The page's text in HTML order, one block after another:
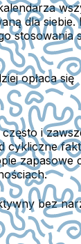
dla siebie.
stosowania
opłaca się
i
cykliczne
zapasowe
bez